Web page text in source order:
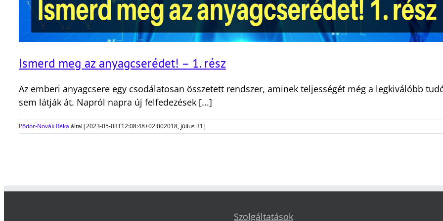
Ismerd meg az anyagcserédet! – 1. rész
Az emberi anyagcsere egy csodálatosan összetett rendszer, aminek teljességét még a legkiválóbb
sem látják át. Napról napra új felfedezések [...]
Pődör-Novák Réka által|2023-05-03T12:08:48+02:002018, július 31 |
Szolgáltatások